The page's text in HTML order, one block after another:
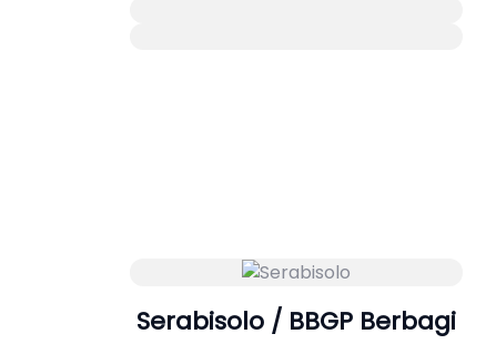
Serabisolo / BBGP Berbagi